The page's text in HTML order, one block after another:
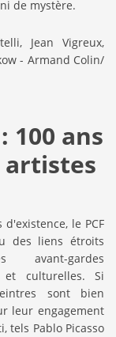
de mystère.
Jean Vigreux,
- Armand Colin/
100 ans
d'existence, le PCF
des liens étroits
avant-gardes
et culturelles. Si
sont bien
leur engagement
tels Pablo Picasso